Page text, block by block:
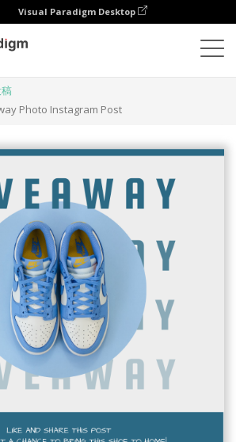
Visual Paradigm Desktop
Photo Instagram Post